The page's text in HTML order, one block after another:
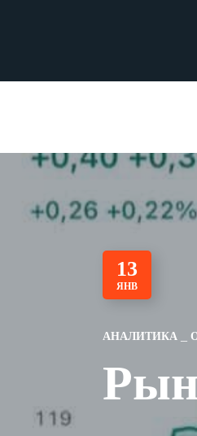
13
ЯНВ
АНАЛИТИКА